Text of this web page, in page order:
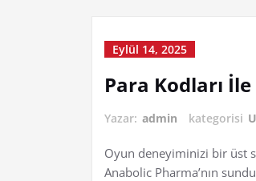
Eylül 14, 2025
Para Kodları
Yazar: admin kategorisi
Oyun deneyiminizi bir üst
Anabolic Pharma’nın